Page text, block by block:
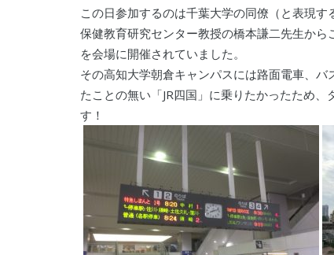
この日参加するのは千葉大学の同僚（と表現
保健教育研究センター教授の橋本謙二先生か
を会場に開催されていました。
その高知大学朝倉キャンパスには路面電車、
たことの無い「JR四国」に乗りたかったため
す！